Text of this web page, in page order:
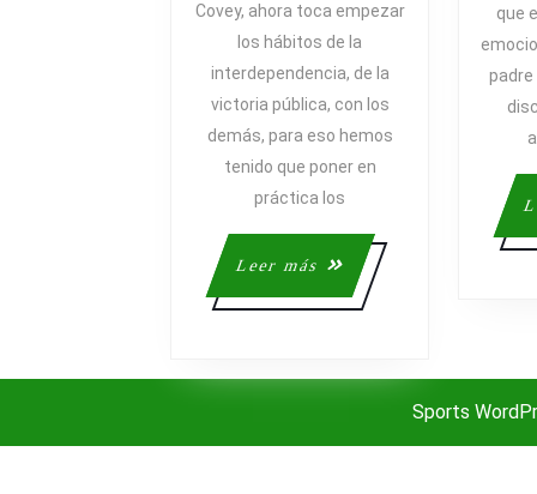
PRIVADA
Y
LA
VICTORIA
PÚBLICA
Covey, ahora toca empezar
los hábitos de la
interdependencia, de la
victoria pública, con los
demás, para eso hemos
tenido que poner en
práctica los
Leer más
Leer
más
que
padre
Sports